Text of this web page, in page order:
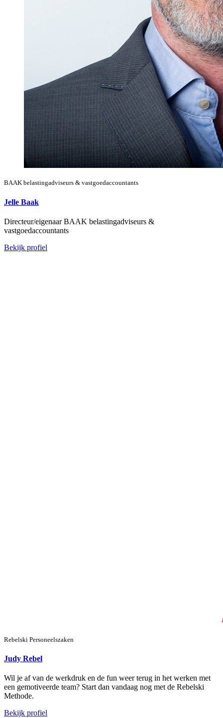
BAAK belastingadviseurs & vastgoedaccountants
Jelle Baak
Directeur/eigenaar BAAK belastingadviseurs &
vastgoedaccountants
Bekijk profiel
Rebelski Personeelszaken
Judy Rebel
Wil je af van de werkdruk en de fun weer terug in het werken met
een gemotiveerde team? Start dan vandaag nog met de Rebelski
Methode.
Bekijk profiel